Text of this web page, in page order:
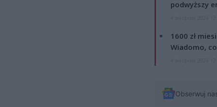
podwyższy
1600 zł
Wiadomo,
Obserwuj